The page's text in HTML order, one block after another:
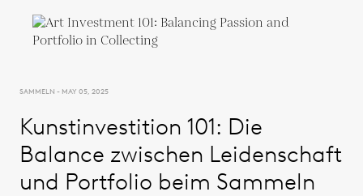
SAMMELN - MAY 05, 2025
Kunstinvestition 101: Die
Balance zwischen Leidenschaft
und Portfolio beim Sammeln